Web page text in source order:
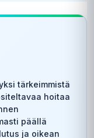
tärkeimmistä
hoitaa
päällä
ja oikean